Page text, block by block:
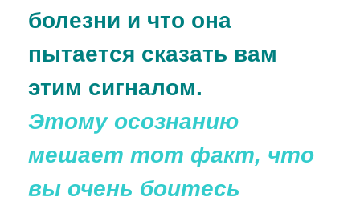
болезни и что она
пытается сказать вам
этим сигналом.
Этому осознанию
мешает тот факт, что
вы очень боитесь